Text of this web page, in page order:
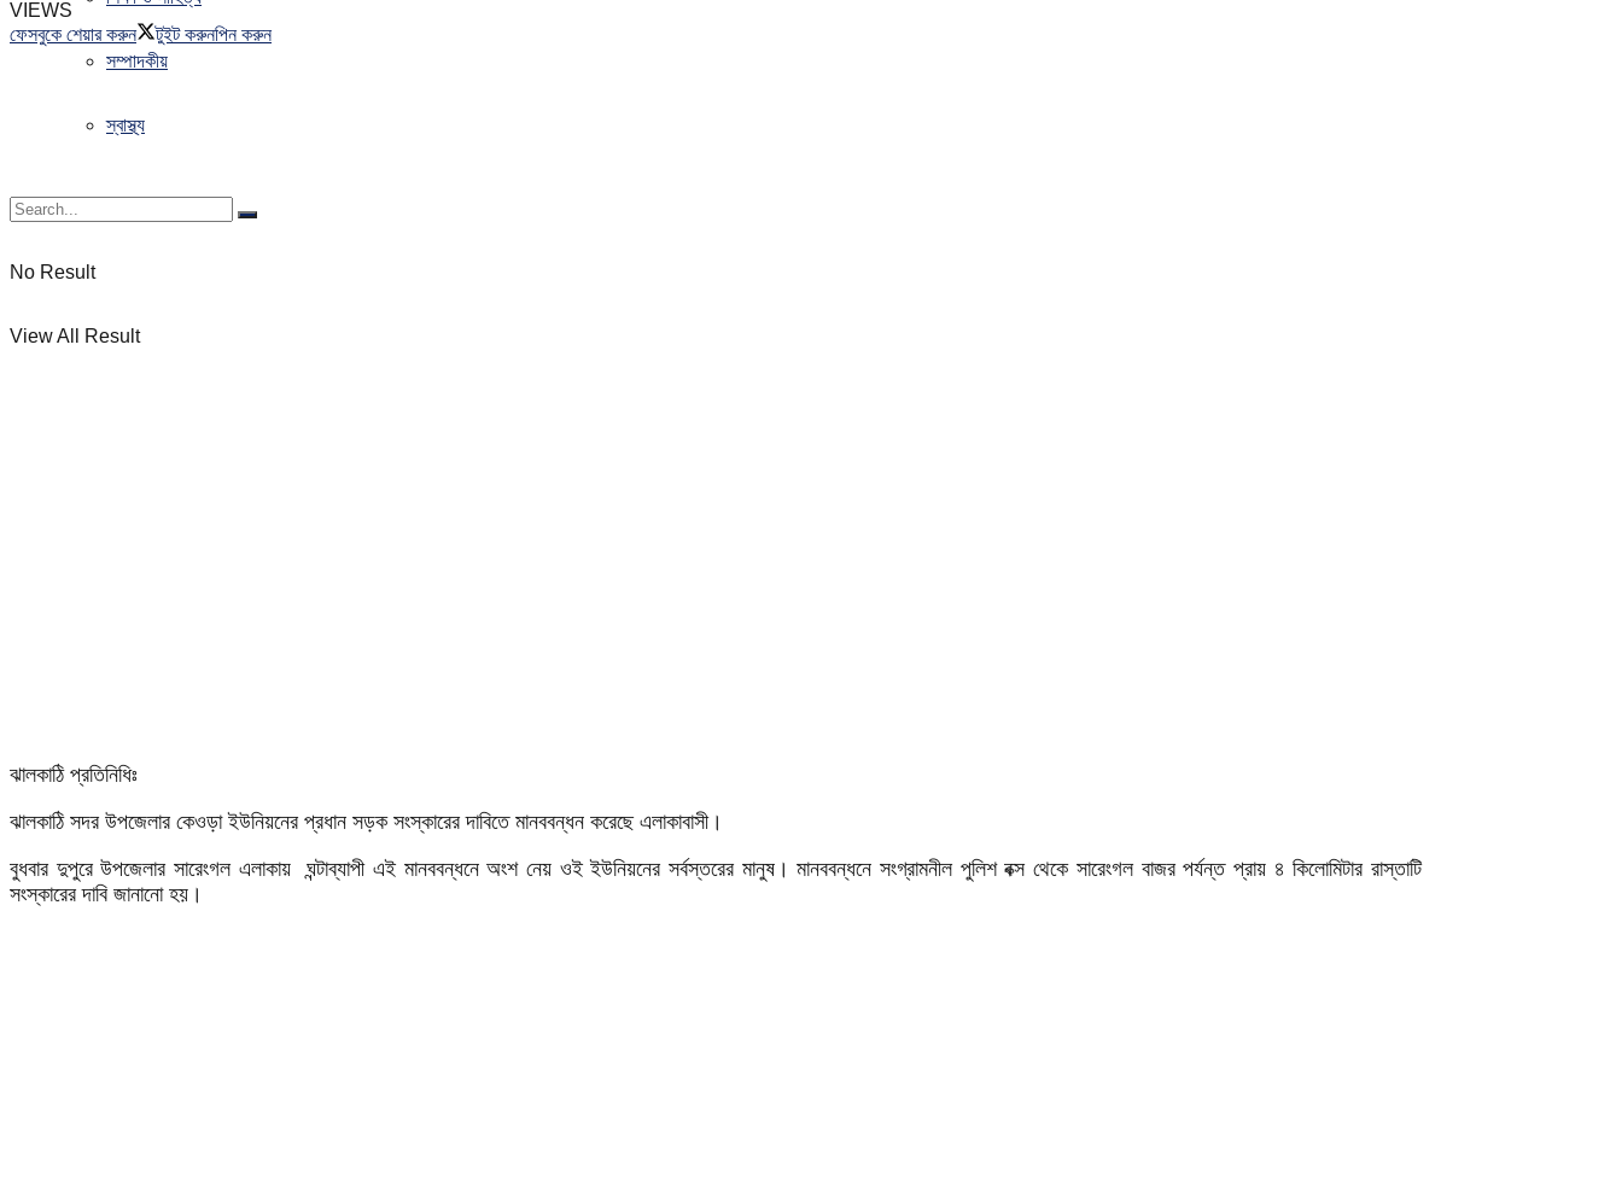
সম্পাদকীয়
স্বাস্থ্য
No Result
View All Result
VIEWS
ফেসবুকে শেয়ার করুন
টুইট করুনপিন করুন
ঝালকাঠি প্রতিনিধিঃ
ঝালকাঠি সদর উপজেলার কেওড়া ইউনিয়নের প্রধান সড়ক সংস্কারের দাবিতে মানববন্ধন করেছে এলাকাবাসী।
বুধবার দুপুরে উপজেলার সারেংগল এলাকায় ঘন্টাব্যাপী এই মানববন্ধনে অংশ নেয় ওই ইউনিয়নের সর্বস্তরের মানুষ। মানববন্ধনে সংগ্রামনীল পুলিশ বক্স থেকে সারেংগল বাজর পর্যন্ত প্রায় ৪ কিলোমিটার রাস্তাটি
সংস্কারের দাবি জানানো হয়।